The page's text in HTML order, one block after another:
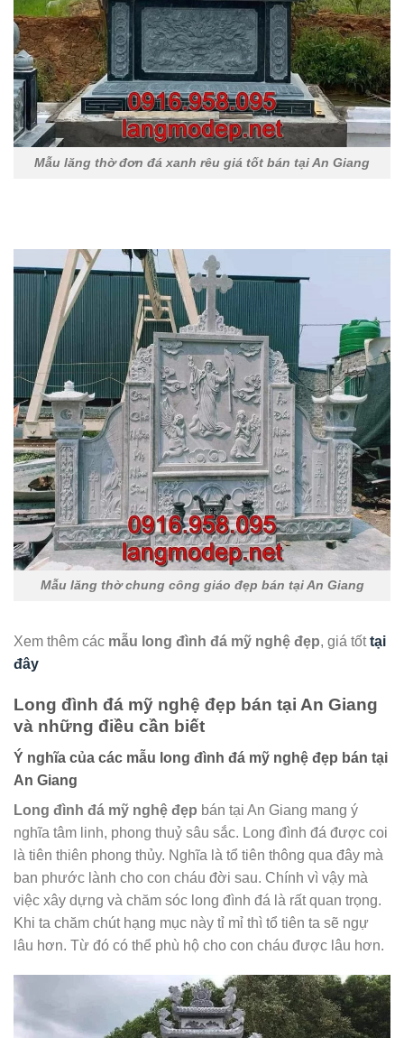
Mẫu lăng thờ đơn đá xanh rêu giá tốt bán tại An Giang
Mẫu lăng thờ chung công giáo đẹp bán tại An Giang
Xem thêm các mẫu long đình đá mỹ nghệ đẹp, giá tốttại
đây
Long đình đá mỹ nghệ đẹp bán tại An Giang
và những điều cần biết
Ý nghĩa của các mẫu long đình đá mỹ nghệ đẹp bán tại
An Giang
Long đình đá mỹ nghệ đẹp bán tại An Giang mang ý
nghĩa tâm linh, phong thuỷ sâu sắc. Long đình đá được coi
là tiên thiên phong thủy. Nghĩa là tổ tiên thông qua đây mà
ban phước lành cho con cháu đời sau. Chính vì vậy mà
việc xây dựng và chăm sóc long đình đá là rất quan trọng.
Khi ta chăm chút hạng mục này tỉ mỉ thì tổ tiên ta sẽ ngự
lâu hơn. Từ đó có thể phù hộ cho con cháu được lâu hơn.